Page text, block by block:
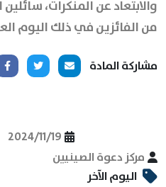
والابتعاد عن المنكرات،
من الفائزين في ذلك اليوم
مشاركة المادة
مركز دعوة الصينيين
2024/11/19
اليوم الآخر